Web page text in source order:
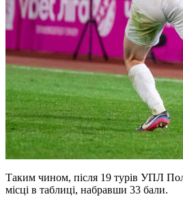
Таким чином, після 19 турів УПЛ
місці в таблиці, набравши 33 бали.